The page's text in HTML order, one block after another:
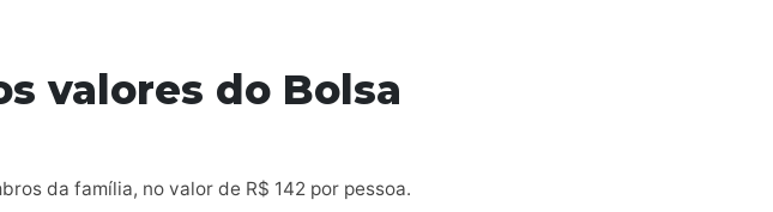
valores do Bolsa
da família, no valor de R$ 142 por pessoa.